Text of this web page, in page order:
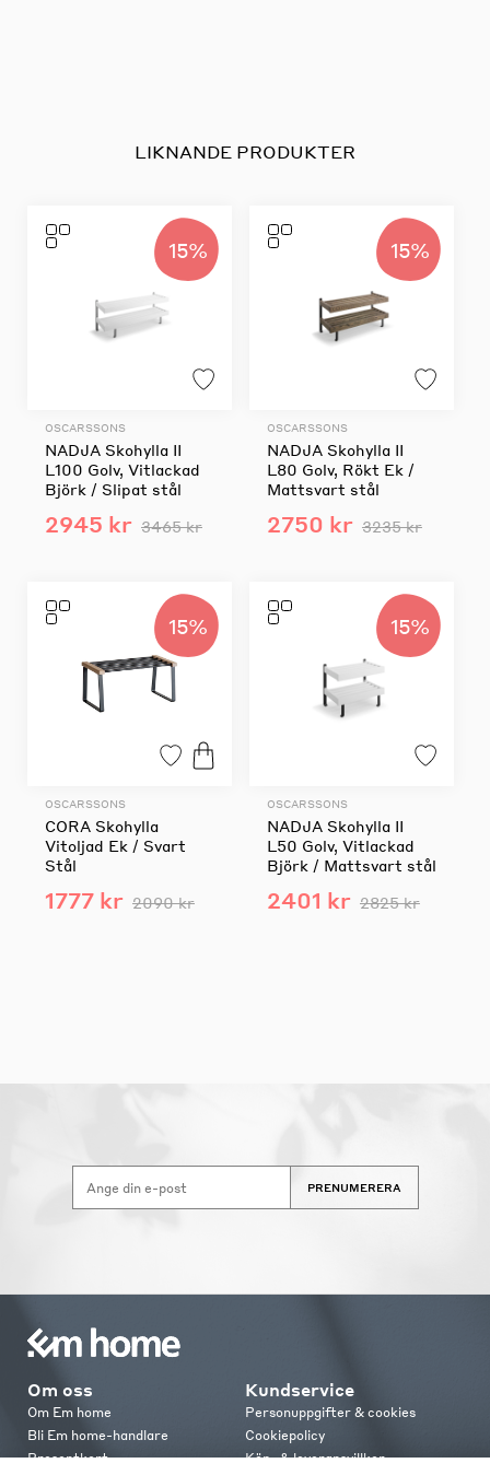
LIKNANDE PRODUKTER
15%
OSCARSSONS
NADJA Skohylla II
L100 Golv, Vitlackad
Björk / Slipat stål
2945 kr 3465 kr
15%
OSCARSSONS
NADJA Skohylla II
L80 Golv, Rökt Ek /
Mattsvart stål
2750 kr 3235 kr
15%
OSCARSSONS
CORA Skohylla
Vitoljad Ek / Svart
Stål
1777 kr 2090 kr
15%
OSCARSSONS
NADJA Skohylla II
L50 Golv, Vitlackad
Björk / Mattsvart stål
2401 kr 2825 kr
PRENUMERERA
Om oss
Om Em home
Bli Em home-handlare
Presentkort
Kundservice
Personuppgifter & cookies
Cookiepolicy
Köp- & leveransvillkor